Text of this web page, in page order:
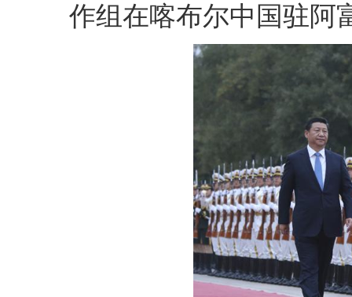
作组在喀布尔中国驻阿